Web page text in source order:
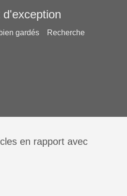
gardés Recherche
en rapport avec